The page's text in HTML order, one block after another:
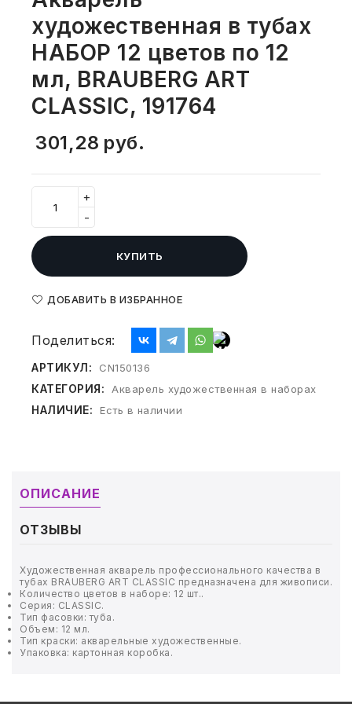
ХОЗТОВАРЫ И ХИМИЯ
ПОДАРКИ И СУВЕНИРЫ
ШКОЛА И ТВОРЧЕСТВО
МЕБЕЛЬ
МЕДИЦИНСКИЕ ТОВАРЫ
СРЕДСТВА ИНДИВИД. ЗАЩИТЫ
(СИЗ)
ТОВАРЫ ДЛЯ МЕДИЦИНЫ
КАНЦТОВАРЫ
ШКОЛА
ПРОДУКТЫ ПИТАНИЯ
УПАКОВКА
ХОЗТОВАРЫ
БУМАГА
РАЗВИВАЮЩЕЕ ОБОРУДОВАНИЕ
художественная в тубах
НАБОР 12 цветов по 12
мл, BRAUBERG ART
CLASSIC, 191764
301,28 руб.
+
-
КУПИТЬ
ДОБАВИТЬ В ИЗБРАННОЕ
Поделиться:
АРТИКУЛ: CN150136
КАТЕГОРИЯ: Акварель художественная в наборах
НАЛИЧИЕ: Есть в наличии
ОПИСАНИЕ
ОТЗЫВЫ
Художественная акварель профессионального качества в
тубах BRAUBERG ART CLASSIC предназначена для живописи.
Количество цветов в наборе: 12 шт..
Серия: CLASSIC.
Тип фасовки: туба.
Объем: 12 мл.
Тип краски: акварельные художественные.
Упаковка: картонная коробка.